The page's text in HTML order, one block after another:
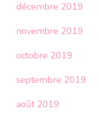
décembre 2019
novembre 2019
octobre 2019
septembre 2019
août 2019